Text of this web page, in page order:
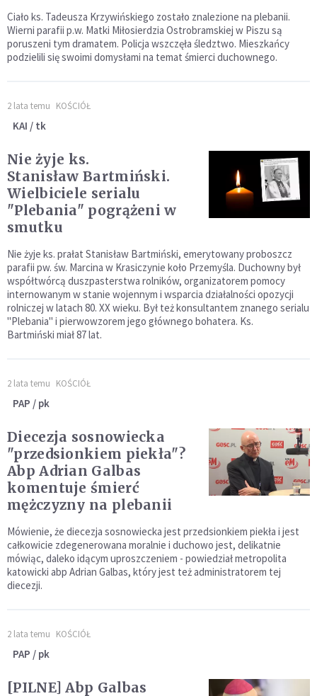
Ciało ks. Tadeusza Krzywińskiego zostało znalezione na plebanii.
Wierni parafii p.w. Matki Miłosierdzia Ostrobramskiej w Piszu są
poruszeni tym dramatem. Policja wszczęła śledztwo. Mieszkańcy
podzielili się swoimi domysłami na temat śmierci duchownego.
2 lata temu KOŚCIÓŁ
KAI / tk
Nie żyje ks.
Stanisław Bartmiński.
Wielbiciele serialu
"Plebania" pogrążeni w
smutku
Nie żyje ks. prałat Stanisław Bartmiński, emerytowany proboszcz
parafii pw. św. Marcina w Krasiczynie koło Przemyśla. Duchowny był
współtwórcą duszpasterstwa rolników, organizatorem pomocy
internowanym w stanie wojennym i wsparcia działalności opozycji
rolniczej w latach 80. XX wieku. Był też konsultantem znanego serialu
"Plebania" i pierwowzorem jego głównego bohatera. Ks.
Bartmiński miał 87 lat.
2 lata temu KOŚCIÓŁ
PAP / pk
Diecezja sosnowiecka
"przedsionkiem piekła"?
Abp Adrian Galbas
komentuje śmierć
mężczyzny na plebanii
Mówienie, że diecezja sosnowiecka jest przedsionkiem piekła i jest
całkowicie zdegenerowana moralnie i duchowo jest, delikatnie
mówiąc, daleko idącym uproszczeniem - powiedział metropolita
katowicki abp Adrian Galbas, który jest też administratorem tej
diecezji.
2 lata temu KOŚCIÓŁ
PAP / pk
[PILNE] Abp Galbas